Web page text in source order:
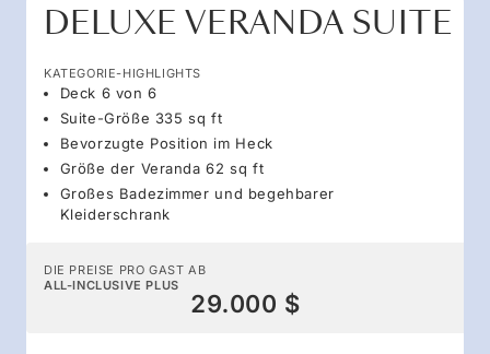
DELUXE VERANDA SUITE
KATEGORIE-HIGHLIGHTS
Deck 6 von 6
Suite-Größe 335 sq ft
Bevorzugte Position im Heck
Größe der Veranda 62 sq ft
Großes Badezimmer und begehbarer
Kleiderschrank
DIE PREISE PRO GAST AB
ALL-INCLUSIVE PLUS
29.000 $